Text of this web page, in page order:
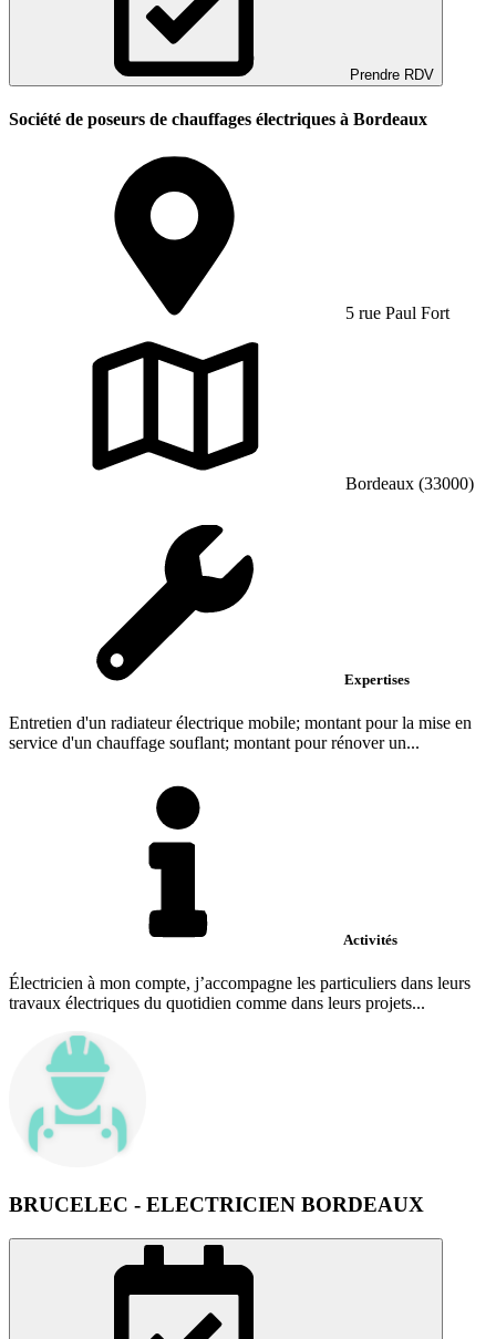
Prendre RDV
Société de poseurs de chauffages électriques à Bordeaux
5 rue Paul Fort
Bordeaux (33000)
Expertises
Entretien d'un radiateur électrique mobile; montant pour la mise en
service d'un chauffage souflant; montant pour rénover un...
Activités
Électricien à mon compte, j’accompagne les particuliers dans leurs
travaux électriques du quotidien comme dans leurs projets...
BRUCELEC - ELECTRICIEN BORDEAUX